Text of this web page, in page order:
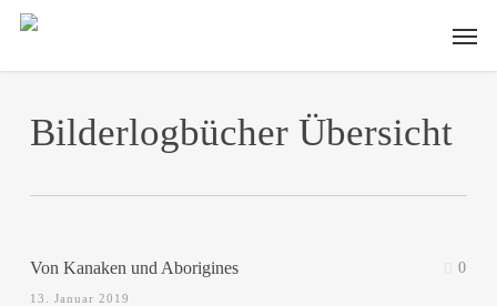
Skip
main
Bilderlogbücher Übersicht
Von Kanaken und Aborigines
13. Januar 2019
0